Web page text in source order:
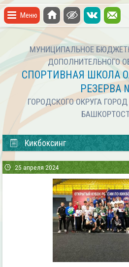
Меню
МУНИЦИПАЛЬНОЕ
ДОПОЛНИТЕЛЬНОГО
СПОРТИВНАЯ ШКОЛА
РЕЗЕРВА
ГОРОДСКОГО ОКРУГА
Кикбоксинг
25 апреля 2024